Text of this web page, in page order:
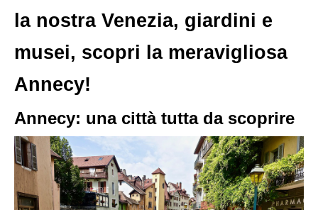
la nostra Venezia, giardini e
musei, scopri la meravigliosa
Annecy!
Annecy: una città tutta da scoprire